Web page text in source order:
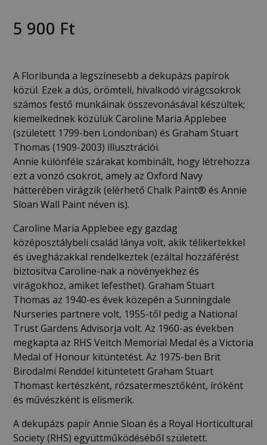
5 900 Ft
A Floribunda a legszínesebb a dekupázs papírok
közül. Ezek a dús, örömteli, hivalkodó virágcsokrok
számos festő munkáinak összevonásával készültek;
kiemelkednek közülük Caroline Maria Applebee
(született 1799-ben Londonban) és Graham Stuart
Thomas (1909-2003) illusztrációi.
Annie különféle szárakat kombinált, hogy létrehozza
ezt a vonzó csokrot, amely az Oxford Navy
hátterében virágzik (elérhető Chalk Paint® és Annie
Sloan Wall Paint néven is).
Caroline Maria Applebee egy gazdag
középosztálybeli család lánya volt, akik télikertekkel
és üvegházakkal rendelkeztek (ezáltal hozzáférést
biztosítva Caroline-nak a növényekhez és
virágokhoz, amiket lefesthet). Graham Stuart
Thomas az 1940-es évek közepén a Sunningdale
Nurseries partnere volt, 1955-től pedig a National
Trust Gardens Advisorja volt. Az 1960-as években
megkapta az RHS Veitch Memorial Medal és a Victoria
Medal of Honour kitüntetést. Az 1975-ben Brit
Birodalmi Renddel kitüntetett Graham Stuart
Thomast kertészként, rózsatermesztőként, íróként
és művészként is elismerik.
A dekupázs papír Annie Sloan és a Royal Horticultural
Society (RHS) együttműködéséből született.